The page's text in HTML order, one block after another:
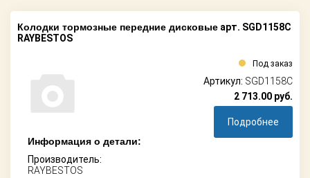
Колодки тормозные передние дисковые арт. SGD1158C
RAYBESTOS
Информация о детали:
Производитель:
RAYBESTOS
Под заказ
Артикул: SGD1158C
2 713.00 руб.
Подробнее